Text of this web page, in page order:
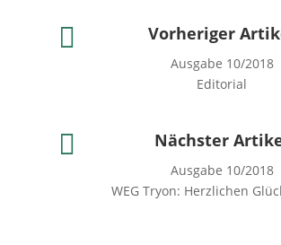
 Vorheriger
Ausgabe 10/2018
Editorial
 Nächster
Ausgabe 10/2018
WEG Tryon: Herzlichen